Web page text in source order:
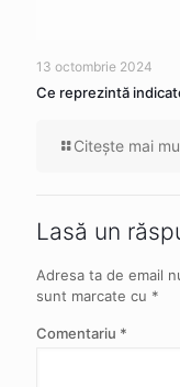
13 octombrie 2024
Ce reprezintă
Citeşte mai
Lasă un
Adresa ta de email
sunt marcate cu *
Comentariu *